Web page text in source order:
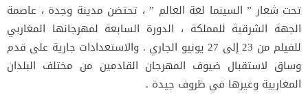
تحت شعار ” السينما لغة العالم ” ، تحتضن مدينة وجدة ، عاصمة
الجهة الشرقية للمملكة ، الدورة السابعة لمهرجانها المغاربي
للفيلم من 23 إلى 27 يونيو الجاري . والاستعدادات جارية على قدم
وساق لاستقبال ضيوف المهرجان القادمين من مختلف البلدان
المغاربية وغيرها في ظروف جيدة .